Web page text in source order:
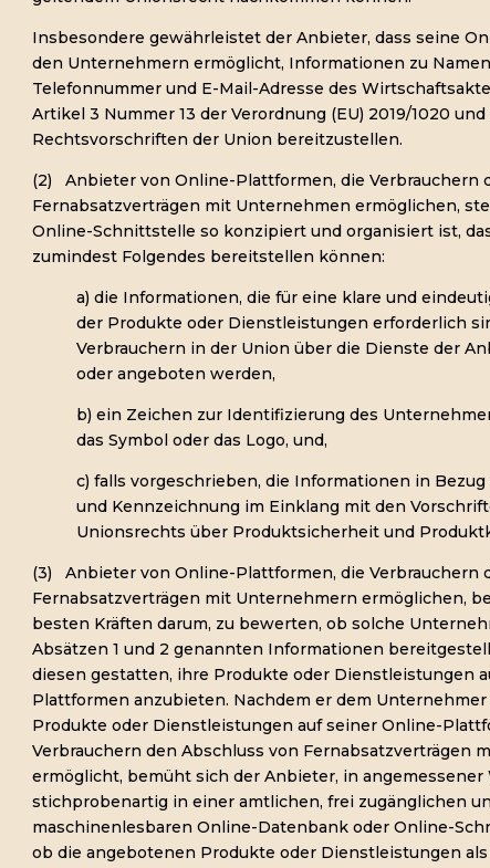
Insbesondere gewährleistet der Anbieter, dass seine
den Unternehmern ermöglicht, Informationen zu
Telefonnummer und E-Mail-Adresse des
Artikel 3 Nummer 13 der Verordnung (EU) 2019/1020
Rechtsvorschriften der Union bereitzustellen.
(2) Anbieter von Online-Plattformen, die Verbrauchern
Fernabsatzverträgen mit Unternehmen ermöglichen,
Online-Schnittstelle so konzipiert und organisiert ist,
zumindest Folgendes bereitstellen können:
a) die Informationen, die für eine klare und
der Produkte oder Dienstleistungen erforderlich
Verbrauchern in der Union über die Dienste der
oder angeboten werden,
b) ein Zeichen zur Identifizierung des
das Symbol oder das Logo, und,
c) falls vorgeschrieben, die Informationen in
und Kennzeichnung im Einklang mit den
Unionsrechts über Produktsicherheit und
(3) Anbieter von Online-Plattformen, die Verbrauchern
Fernabsatzverträgen mit Unternehmern ermöglichen,
besten Kräften darum, zu bewerten, ob solche
Absätzen 1 und 2 genannten Informationen
diesen gestatten, ihre Produkte oder Dienstleistungen
Plattformen anzubieten. Nachdem er dem
Produkte oder Dienstleistungen auf seiner Online-
Verbrauchern den Abschluss von Fernabsatzverträgen
ermöglicht, bemüht sich der Anbieter, in angemessener
stichprobenartig in einer amtlichen, frei zugänglichen
maschinenlesbaren Online-Datenbank oder Online-
ob die angebotenen Produkte oder Dienstleistungen